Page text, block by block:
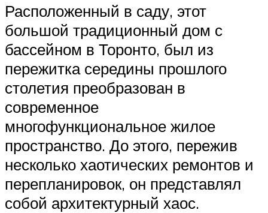
Расположенный в саду, этот
большой традиционный дом с
бассейном в Торонто, был из
пережитка середины прошлого
столетия преобразован в
современное
многофункциональное жилое
пространство. До этого, пережив
несколько хаотических ремонтов и
перепланировок, он представлял
собой архитектурный хаос.